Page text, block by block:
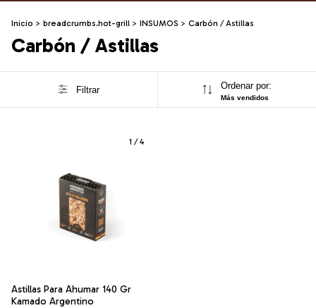
Inicio > breadcrumbs.hot-grill > INSUMOS > Carbón / Astillas
Carbón / Astillas
Filtrar Ordenar por:
Más vendidos
1 /4
Astillas Para Ahumar 140 Gr
Kamado Argentino